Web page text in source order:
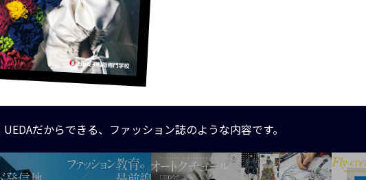
UEDAだからできる、ファッション誌のような内容です。